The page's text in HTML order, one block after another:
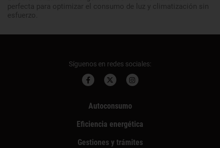
perfecta para optimizar el consumo de luz y climatización sin
esfuerzo.
Síguenos en redes sociales:
Autoconsumo
Eficiencia energética
Gestiones y trámites